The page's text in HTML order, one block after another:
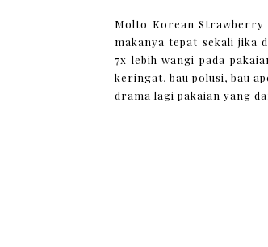
Molto Korean
makanya tepat sekali jika
7x lebih wangi pada
keringat, bau polusi, bau
drama lagi pakaian yang